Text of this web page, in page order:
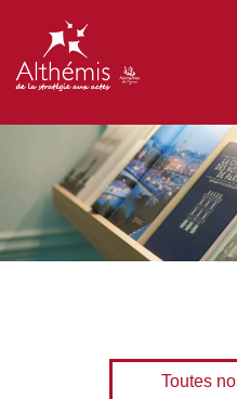
Toutes